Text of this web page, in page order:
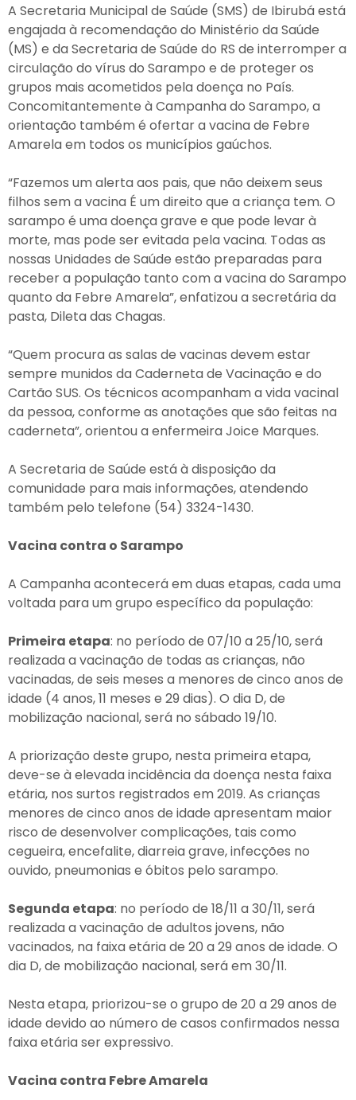
A Secretaria Municipal de Saúde (SMS) de Ibirubá está
engajada à recomendação do Ministério da Saúde
(MS) e da Secretaria de Saúde do RS de interromper a
circulação do vírus do Sarampo e de proteger os
grupos mais acometidos pela doença no País.
Concomitantemente à Campanha do Sarampo, a
orientação também é ofertar a vacina de Febre
Amarela em todos os municípios gaúchos.
“Fazemos um alerta aos pais, que não deixem seus
filhos sem a vacina É um direito que a criança tem. O
sarampo é uma doença grave e que pode levar à
morte, mas pode ser evitada pela vacina. Todas as
nossas Unidades de Saúde estão preparadas para
receber a população tanto com a vacina do Sarampo
quanto da Febre Amarela”, enfatizou a secretária da
pasta, Dileta das Chagas.
“Quem procura as salas de vacinas devem estar
sempre munidos da Caderneta de Vacinação e do
Cartão SUS. Os técnicos acompanham a vida vacinal
da pessoa, conforme as anotações que são feitas na
caderneta”, orientou a enfermeira Joice Marques.
A Secretaria de Saúde está à disposição da
comunidade para mais informações, atendendo
também pelo telefone (54) 3324-1430.
Vacina contra o Sarampo
A Campanha acontecerá em duas etapas, cada uma
voltada para um grupo específico da população:
Primeira etapa: no período de 07/10 a 25/10, será
realizada a vacinação de todas as crianças, não
vacinadas, de seis meses a menores de cinco anos de
idade (4 anos, 11 meses e 29 dias). O dia D, de
mobilização nacional, será no sábado 19/10.
A priorização deste grupo, nesta primeira etapa,
deve-se à elevada incidência da doença nesta faixa
etária, nos surtos registrados em 2019. As crianças
menores de cinco anos de idade apresentam maior
risco de desenvolver complicações, tais como
cegueira, encefalite, diarreia grave, infecções no
ouvido, pneumonias e óbitos pelo sarampo.
Segunda etapa: no período de 18/11 a 30/11, será
realizada a vacinação de adultos jovens, não
vacinados, na faixa etária de 20 a 29 anos de idade. O
dia D, de mobilização nacional, será em 30/11.
Nesta etapa, priorizou-se o grupo de 20 a 29 anos de
idade devido ao número de casos confirmados nessa
faixa etária ser expressivo.
Vacina contra Febre Amarela